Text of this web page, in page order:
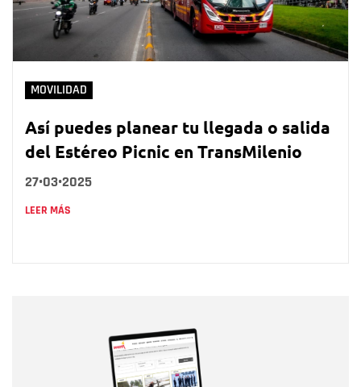
MOVILIDAD
Así puedes planear tu llegada o salida
del Estéreo Picnic en TransMilenio
27•03•2025
LEER MÁS
Correo electrónico